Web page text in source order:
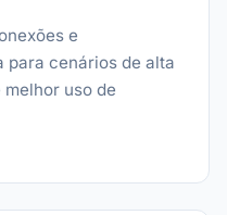
e
para cenários de alta
uso de